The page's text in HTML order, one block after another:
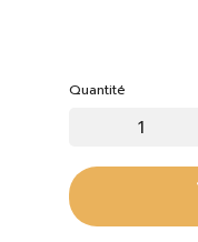
Quantité